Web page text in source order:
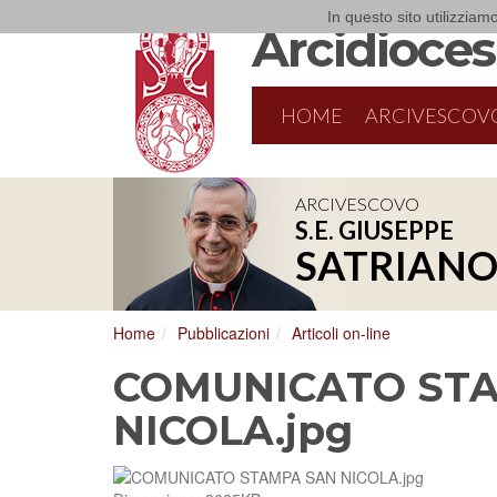
In questo sito
HOME
ARCIVESCOVO
S.E. GIUSEPPE
SATRIANO
Home Pubblicazioni Articoli on-line
COMUNICATO
NICOLA.jpg